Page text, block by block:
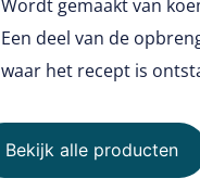
Wordt gemaakt van
Een deel van de
waar het recept is
Bekijk alle producten